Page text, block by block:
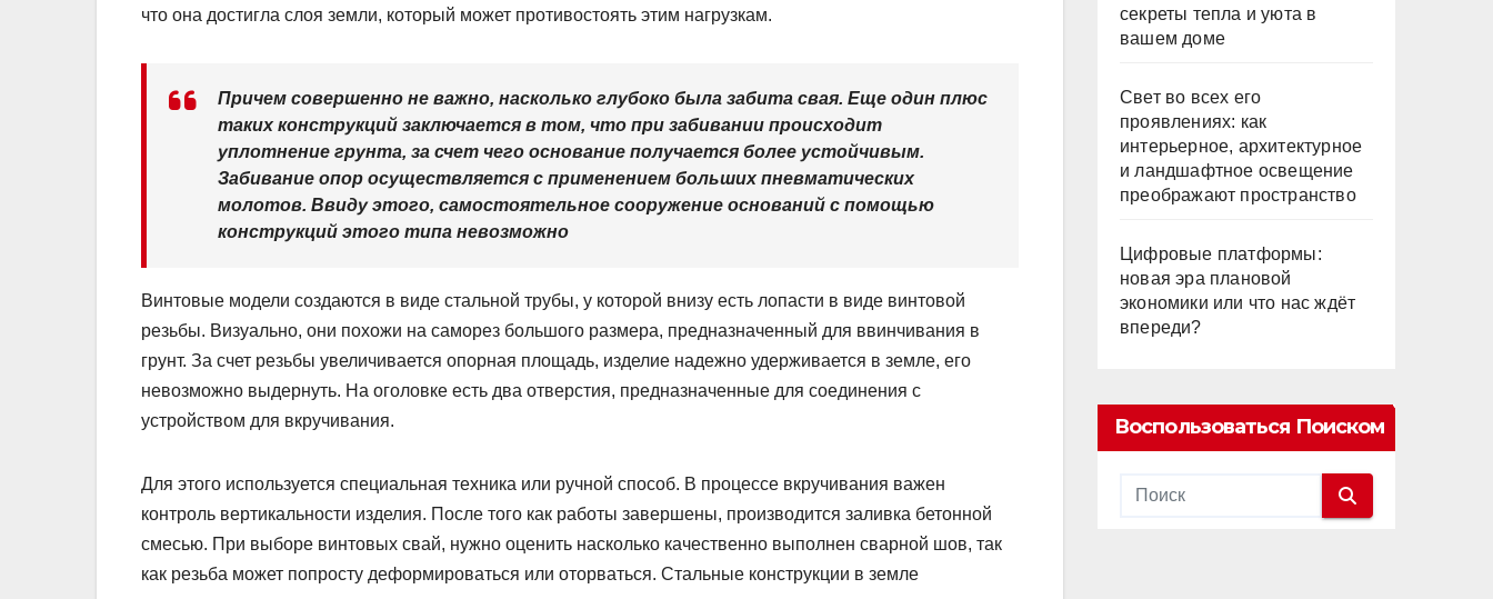
что она достигла слоя земли, который может противостоять этим нагрузкам.
Причем совершенно не важно, насколько глубоко была забита свая. Еще один плюс
таких конструкций заключается в том, что при забивании происходит
уплотнение грунта, за счет чего основание получается более устойчивым.
Забивание опор осуществляется с применением больших пневматических
молотов. Ввиду этого, самостоятельное сооружение оснований с помощью
конструкций этого типа невозможно
Винтовые модели создаются в виде стальной трубы, у которой внизу есть лопасти в виде винтовой
резьбы. Визуально, они похожи на саморез большого размера, предназначенный для ввинчивания в
грунт. За счет резьбы увеличивается опорная площадь, изделие надежно удерживается в земле, его
невозможно выдернуть. На оголовке есть два отверстия, предназначенные для соединения с
устройством для вкручивания.
Для этого используется специальная техника или ручной способ. В процессе вкручивания важен
контроль вертикальности изделия. После того как работы завершены, производится заливка бетонной
смесью. При выборе винтовых свай, нужно оценить насколько качественно выполнен сварной шов, так
как резьба может попросту деформироваться или оторваться. Стальные конструкции в земле
секреты тепла и уюта в
вашем доме
Свет во всех его
проявлениях: как
интерьерное, архитектурное
и ландшафтное освещение
преображают пространство
Цифровые платформы:
новая эра плановой
экономики или что нас ждёт
впереди?
Воспользоваться Поиском